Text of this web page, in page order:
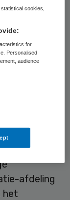
bij het
van drie
in
Jeroen
voor
zijn niet
afdeling
het
cookies,
for
Personalised
audience